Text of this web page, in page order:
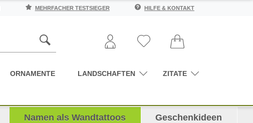
MEHRFACHER TESTSIEGER HILFE & KONTAKT
ORNAMENTE LANDSCHAFTEN ZITATE
Namen als Wandtattoos Geschenkideen